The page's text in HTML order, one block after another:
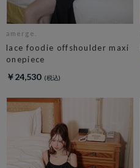
amerge.
lace foodie offshoulder maxi
onepiece
￥24,530